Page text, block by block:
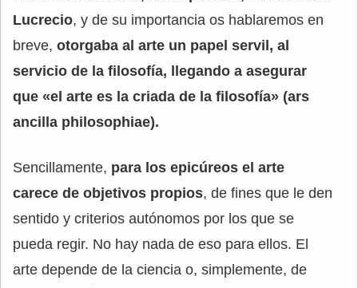
Lucrecio, y de su importancia os hablaremos en
breve, otorgaba al arte un papel servil, al
servicio de la filosofía, llegando a asegurar
que «el arte es la criada de la filosofía» (ars
ancilla philosophiae).
Sencillamente, para los epicúreos el arte
carece de objetivos propios, de fines que le den
sentido y criterios autónomos por los que se
pueda regir. No hay nada de eso para ellos. El
arte depende de la ciencia o, simplemente, de